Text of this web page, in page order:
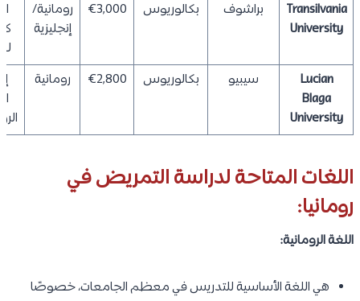
Transilvania
University
براشوف بكالوريوس €3,000
رومانية/
إنجليزية
Lucian
Blaga
University
سيبيو بكالوريوس €2,800 رومانية
اللغات المتاحة لدراسة التمريض في
رومانيا:
اللغة الرومانية:
هي اللغة الأساسية للتدريس في معظم الجامعات، خصوصًا